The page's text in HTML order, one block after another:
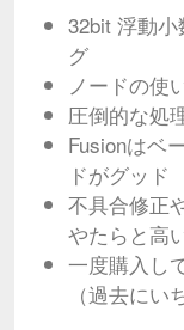
32bit 浮動
グ
ノードの使
圧倒的な処
Fusionはベ
ドがグッド
不具合修正
やたらと高
一度購入し
（過去にい